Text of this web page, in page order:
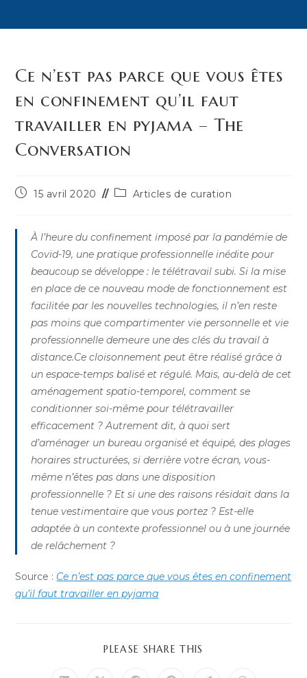
Ce n’est pas parce que vous êtes
en confinement qu’il faut
travailler en pyjama – The
Conversation
Publication
15 avril 2020
PostArticles de curation
À l’heure du confinement imposé par la pandémie de
Covid-19, une pratique professionnelle inédite pour
beaucoup se développe : le télétravail subi. Si la mise
en place de ce nouveau mode de fonctionnement est
facilitée par les nouvelles technologies, il n’en reste
pas moins que compartimenter vie personnelle et vie
professionnelle demeure une des clés du travail à
distance.Ce cloisonnement peut être réalisé grâce à
un espace-temps balisé et régulé. Mais, au-delà de cet
aménagement spatio-temporel, comment se
conditionner soi-même pour télétravailler
efficacement ? Autrement dit, à quoi sert
d’aménager un bureau organisé et équipé, des plages
horaires structurées, si derrière votre écran, vous-
même n’êtes pas dans une disposition
professionnelle ? Et si une des raisons résidait dans la
tenue vestimentaire que vous portez ? Est-elle
adaptée à un contexte professionnel ou à une journée
de relâchement ?
Source : Ce n’est pas parce que vous êtes en confinement
qu’il faut travailler en pyjama
PLEASE SHARE THIS